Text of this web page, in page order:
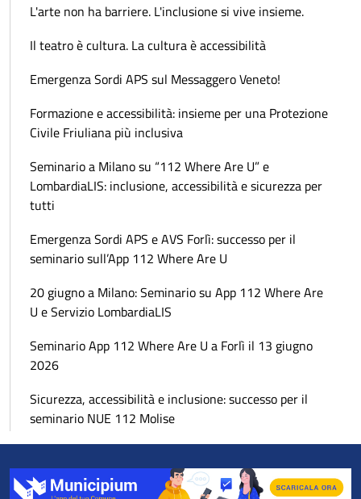
L'arte non ha barriere. L'inclusione si vive insieme.
Il teatro è cultura. La cultura è accessibilità
Emergenza Sordi APS sul Messaggero Veneto!
Formazione e accessibilità: insieme per una Protezione
Civile Friuliana più inclusiva
Seminario a Milano su “112 Where Are U” e
LombardiaLIS: inclusione, accessibilità e sicurezza per
tutti
Emergenza Sordi APS e AVS Forlì: successo per il
seminario sull’App 112 Where Are U
20 giugno a Milano: Seminario su App 112 Where Are
U e Servizio LombardiaLIS
Seminario App 112 Where Are U a Forlì il 13 giugno
2026
Sicurezza, accessibilità e inclusione: successo per il
seminario NUE 112 Molise